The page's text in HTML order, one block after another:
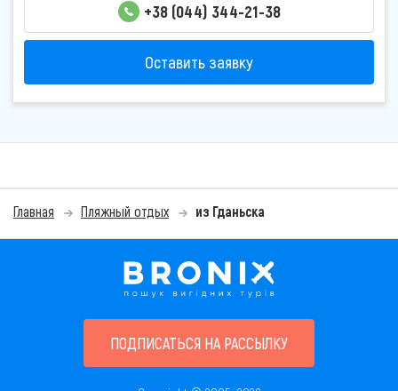
+38 (044) 344-21-38
Оставить заявку
Главная Пляжный отдых из Гданьска
ПОДПИСАТЬСЯ НА РАССЫЛКУ